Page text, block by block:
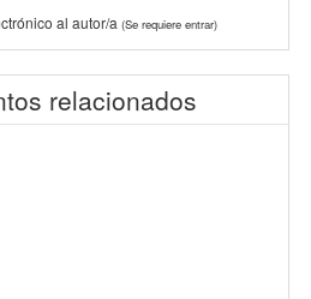
al autor/a (Se requiere entrar)
relacionados